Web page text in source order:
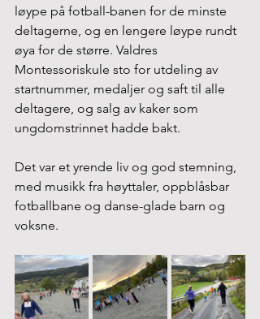
løype på fotball-banen for de minste
deltagerne, og en lengere løype rundt
øya for de større. Valdres
Montessoriskule sto for utdeling av
startnummer, medaljer og saft til alle
deltagere, og salg av kaker som
ungdomstrinnet hadde bakt.
Det var et yrende liv og god stemning,
med musikk fra høyttaler, oppblåsbar
fotballbane og danse-glade barn og
voksne.